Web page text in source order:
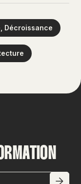
Décroissance